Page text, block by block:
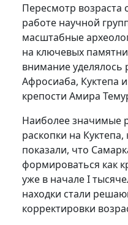
Пересмотр возраста
работе научной
масштабные
на ключевых
внимание уделялось
Афросиаба, Куктепа
крепости Амира
Наиболее значимые
раскопки на
показали, что
формироваться как
уже в начале I
находки стали
корректировки